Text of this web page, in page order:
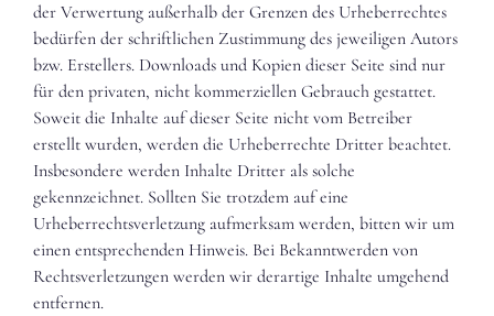
der Verwertung außerhalb der Grenzen des Urheberrechtes
bedürfen der schriftlichen Zustimmung des jeweiligen Autors
bzw. Erstellers. Downloads und Kopien dieser Seite sind nur
für den privaten, nicht kommerziellen Gebrauch gestattet.
Soweit die Inhalte auf dieser Seite nicht vom Betreiber
erstellt wurden, werden die Urheberrechte Dritter beachtet.
Insbesondere werden Inhalte Dritter als solche
gekennzeichnet. Sollten Sie trotzdem auf eine
Urheberrechtsverletzung aufmerksam werden, bitten wir um
einen entsprechenden Hinweis. Bei Bekanntwerden von
Rechtsverletzungen werden wir derartige Inhalte umgehend
entfernen.